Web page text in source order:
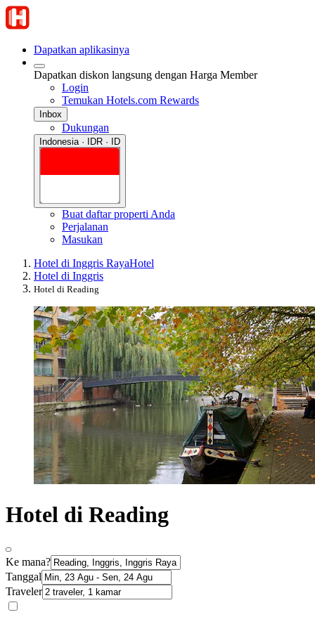
Dapatkan aplikasinya
Dapatkan diskon langsung dengan Harga Member
Login
Temukan Hotels.com Rewards
Inbox
Dukungan
Indonesia · IDR · ID
Buat daftar properti Anda
Perjalanan
Masukan
Hotel di Inggris RayaHotel
Hotel di Inggris
Hotel di Reading
Hotel di Reading
Ke mana?
Tanggal
Traveler